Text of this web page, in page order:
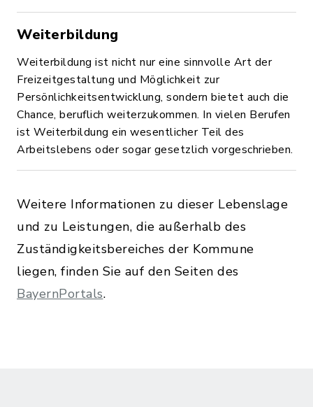
Weiterbildung
Weiterbildung ist nicht nur eine sinnvolle Art der
Freizeitgestaltung und Möglichkeit zur
Persönlichkeitsentwicklung, sondern bietet auch die
Chance, beruflich weiterzukommen. In vielen Berufen
ist Weiterbildung ein wesentlicher Teil des
Arbeitslebens oder sogar gesetzlich vorgeschrieben.
Weitere Informationen zu dieser Lebenslage
und zu Leistungen, die außerhalb des
Zuständigkeitsbereiches der Kommune
liegen, finden Sie auf den Seiten des
BayernPortals.